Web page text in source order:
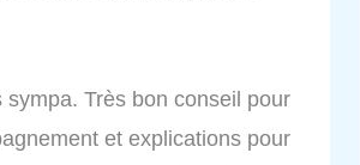
Très bon conseil pour
et explications pour